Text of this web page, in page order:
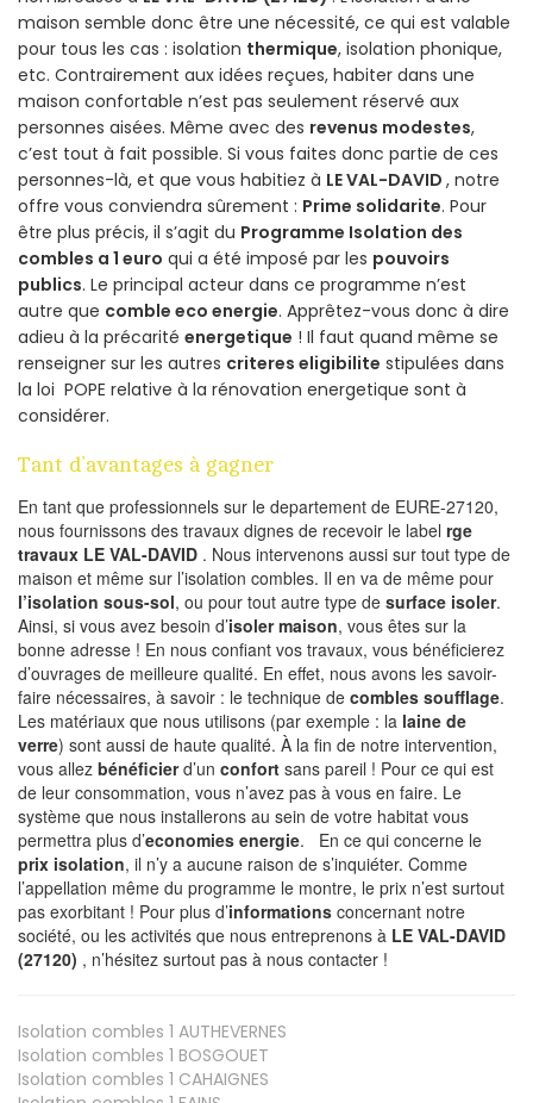
maison semble donc être une nécessité, ce qui est valable
pour tous les cas : isolation thermique, isolation phonique,
etc. Contrairement aux idées reçues, habiter dans une
maison confortable n’est pas seulement réservé aux
personnes aisées. Même avec des revenus modestes,
c’est tout à fait possible. Si vous faites donc partie de ces
personnes-là, et que vous habitiez à LE VAL-DAVID , notre
offre vous conviendra sûrement : Prime solidarite. Pour
être plus précis, il s’agit du Programme Isolation des
combles a 1 euro qui a été imposé par les pouvoirs
publics. Le principal acteur dans ce programme n’est
autre que comble eco energie. Apprêtez-vous donc à dire
adieu à la précarité energetique ! Il faut quand même se
renseigner sur les autres criteres eligibilite stipulées dans
la loi POPE relative à la rénovation energetique sont à
considérer.
Tant d’avantages à gagner
En tant que professionnels sur le departement de EURE-27120,
nous fournissons des travaux dignes de recevoir le label rge
travaux LE VAL-DAVID . Nous intervenons aussi sur tout type de
maison et même sur l’isolation combles. Il en va de même pour
l’isolation sous-sol, ou pour tout autre type de surface isoler.
Ainsi, si vous avez besoin d’isoler maison, vous êtes sur la
bonne adresse ! En nous confiant vos travaux, vous bénéficierez
d’ouvrages de meilleure qualité. En effet, nous avons les savoir-
faire nécessaires, à savoir : le technique de combles soufflage.
Les matériaux que nous utilisons (par exemple : la laine de
verre) sont aussi de haute qualité. À la fin de notre intervention,
vous allez bénéficierd’un confort sans pareil ! Pour ce qui est
de leur consommation, vous n’avez pas à vous en faire. Le
système que nous installerons au sein de votre habitat vous
permettra plus d’economies energie. En ce qui concerne le
prix isolation, il n’y a aucune raison de s’inquiéter. Comme
l’appellation même du programme le montre, le prix n’est surtout
pas exorbitant ! Pour plus d’informations concernant notre
société, ou les activités que nous entreprenons à LE VAL-DAVID
(27120) , n’hésitez surtout pas à nous contacter !
Isolation combles 1 AUTHEVERNES
Isolation combles 1 BOSGOUET
Isolation combles 1 CAHAIGNES